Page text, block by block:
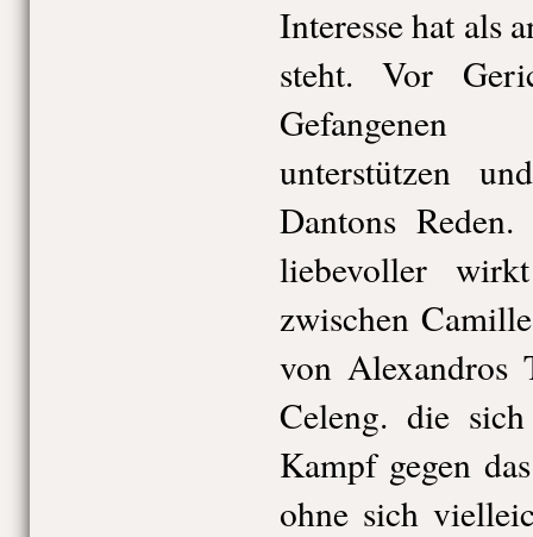
Interesse hat als
steht. Vor
Gefangenen
unterstützen
Dantons
liebevoller
zwischen
von Alexandros
Celeng. die
Kampf gegen
ohne sich